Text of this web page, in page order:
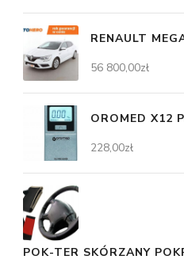
RENAULT
56 800,00zł
OROMED X12
228,00zł
POK-TER SKÓRZANY